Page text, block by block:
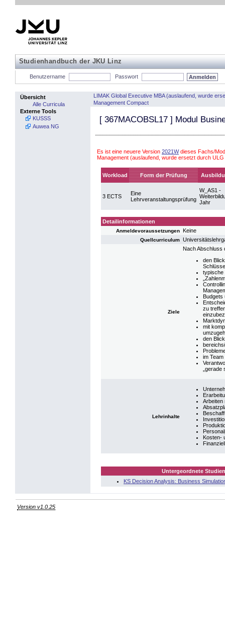
Studienhandbuch der JKU Linz
Benutzername Passwort
Übersicht
Alle Curricula
Externe Tools
KUSSS
Auwea NG
LIMAK Global Executive MBA (auslaufend, wurde
Management Compact
[ 367MACOBSL17 ] Modul
Es ist eine neuere Version 2021Wdieses Fachs/
Management (auslaufend, wurde ersetzt durch
Workload Form der Prüfung
3 ECTS
Eine
Lehrveranstaltungsprüfung
W_AS1 -
Jahr
Detailinformationen
Anmeldevoraussetzungen Keine
Quellcurriculum
Ziele
Nach Abschluss
den
typische
Budgets
zu
mit
den
im
„gerade
Lehrinhalte
Arbeiten
Kosten-
Untergeordnete
KS Decision Analysis: Business
Version v1.0.25